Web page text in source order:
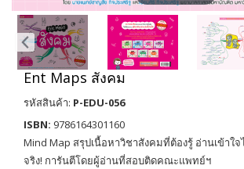
Ent Maps สังคม
รหัสสินค้า: P-EDU-056
ISBN: 9786164301160
Mind Map สรุปเนื้อหาวิชาสังคมที่ต้องรู้ อ่านเข้าใ
จริง! การันตีโดยผู้อ่านที่สอบติดคณะแพทย์ฯ